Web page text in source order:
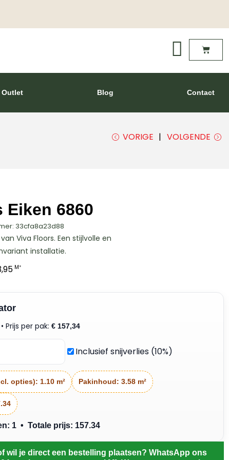
Outlet Blog Contact
VORIGE VOLGENDE
Eiken 6860
33cfa8a23d88
Viva Floors. Een stijlvolle en
installatie.
M²
• Prijs per pak:€ 157,34
Inclusief snijverlies (10%)
opties): 1.10 m² Pakinhoud:3.58 m²
1 • Totale prijs: 157.34
wil je direct een bestelling plaatsen? WhatsApp ons